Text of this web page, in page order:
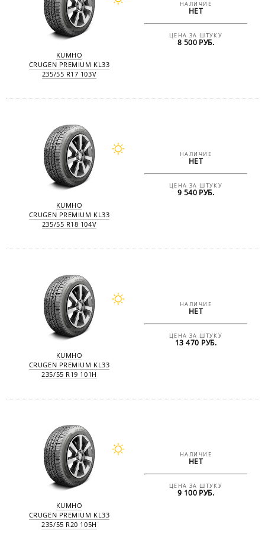
KUMHO
CRUGEN PREMIUM KL33
235/55 R17 103V
НАЛИЧИЕ
НЕТ
ЦЕНА ЗА ШТУКУ
8 500 РУБ.
KUMHO
CRUGEN PREMIUM KL33
235/55 R18 104V
НАЛИЧИЕ
НЕТ
ЦЕНА ЗА ШТУКУ
9 540 РУБ.
KUMHO
CRUGEN PREMIUM KL33
235/55 R19 101H
НАЛИЧИЕ
НЕТ
ЦЕНА ЗА ШТУКУ
13 470 РУБ.
KUMHO
CRUGEN PREMIUM KL33
235/55 R20 105H
НАЛИЧИЕ
НЕТ
ЦЕНА ЗА ШТУКУ
9 100 РУБ.